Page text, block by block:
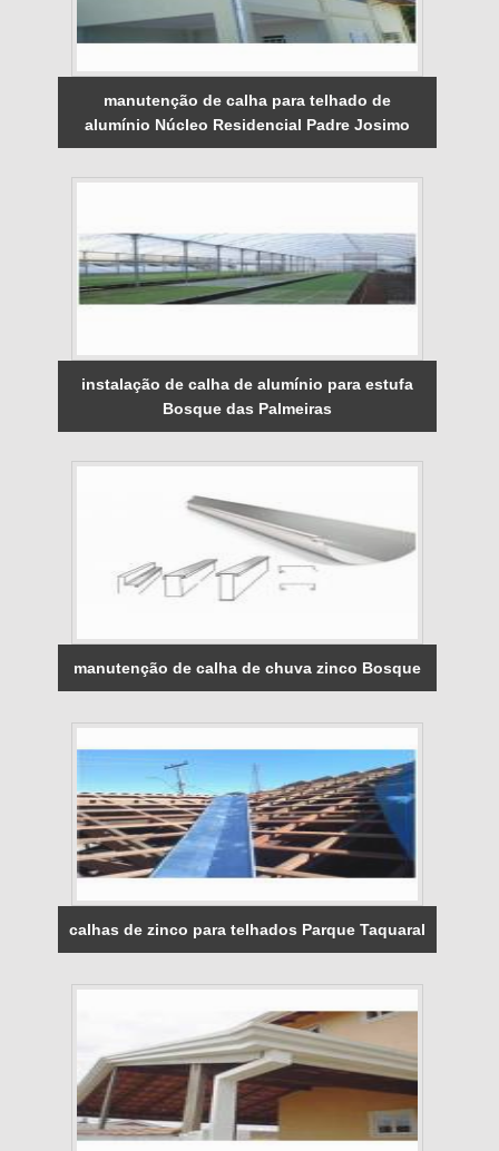
manutenção de calha para telhado de
alumínio Núcleo Residencial Padre Josimo
instalação de calha de alumínio para estufa
Bosque das Palmeiras
manutenção de calha de chuva zinco Bosque
calhas de zinco para telhados Parque Taquaral